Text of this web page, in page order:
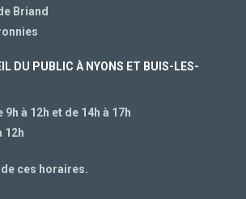
Briand
DU PUBLIC À NYONS ET BUIS-LES-
à 12h et de 14h à 17h
12h
de ces horaires.